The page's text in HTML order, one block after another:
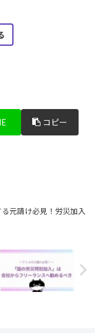
コピー
元請け必見！労災加入